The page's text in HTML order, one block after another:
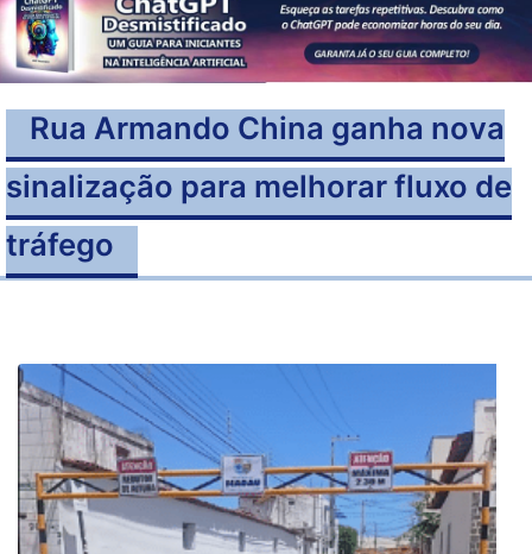
Rua Armando China ganha nova
sinalização para melhorar fluxo de
tráfego